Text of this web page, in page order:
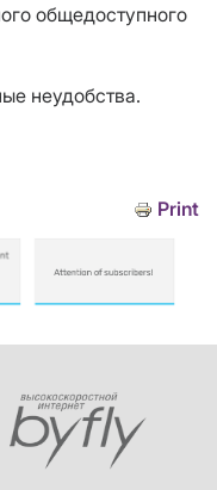
общедоступного
неудобства.
Print